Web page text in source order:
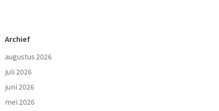
Archief
augustus 2026
juli 2026
juni 2026
mei 2026